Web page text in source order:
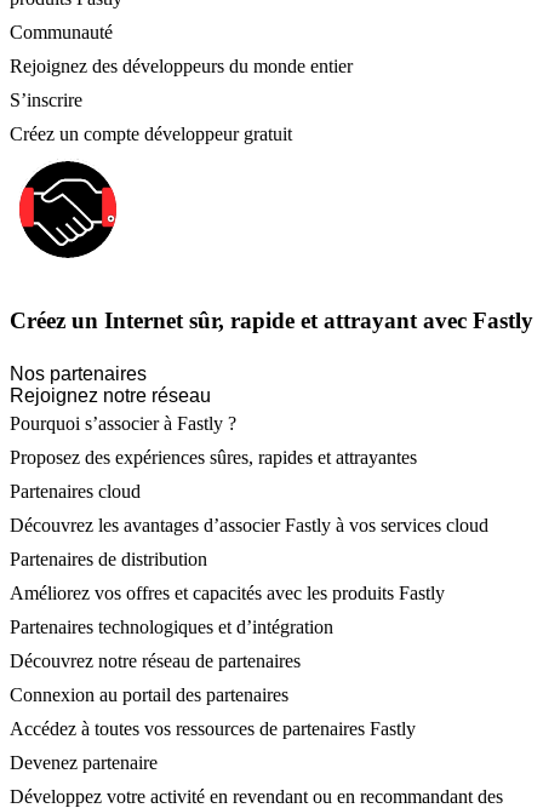
Communauté
Rejoignez des développeurs du monde entier
S’inscrire
Créez un compte développeur gratuit
Créez un Internet sûr, rapide et attrayant avec Fastly
Nos partenaires
Rejoignez notre réseau
Pourquoi s’associer à Fastly ?
Proposez des expériences sûres, rapides et attrayantes
Partenaires cloud
Découvrez les avantages d’associer Fastly à vos services cloud
Partenaires de distribution
Améliorez vos offres et capacités avec les produits Fastly
Partenaires technologiques et d’intégration
Découvrez notre réseau de partenaires
Connexion au portail des partenaires
Accédez à toutes vos ressources de partenaires Fastly
Devenez partenaire
Développez votre activité en revendant ou en recommandant des